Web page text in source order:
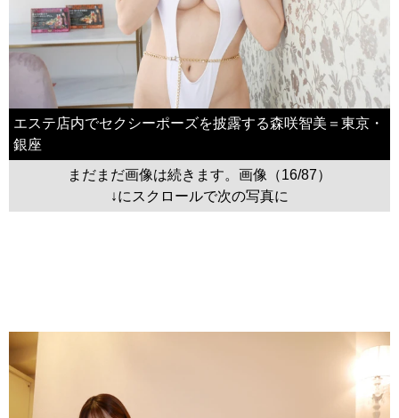
エステ店内でセクシーポーズを披露する森咲智美＝東京・
銀座
まだまだ画像は続きます。画像（16/87）
↓にスクロールで次の写真に